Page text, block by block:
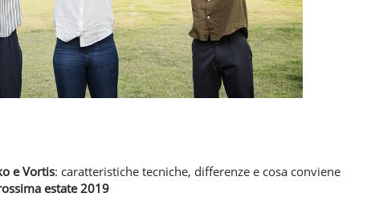
e Vortis: caratteristiche tecniche, differenze e cosa conviene
estate 2019